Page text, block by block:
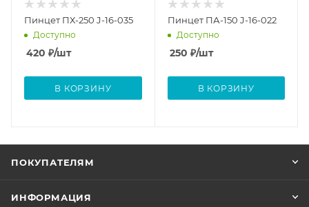
Пинцет ПХ-250 J-16-035
Доступно
420 ₽/шт
В КОРЗИНУ
Пинцет ПА-150 J-16-022
Доступно
250 ₽/шт
В КОРЗИНУ
ПОКУПАТЕЛЯМ
ИНФОРМАЦИЯ